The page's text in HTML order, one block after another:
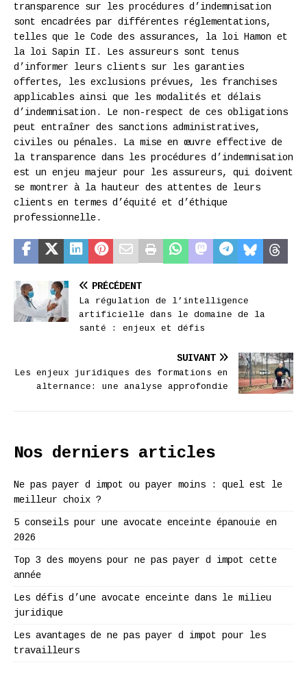
transparence sur les procédures d’indemnisation
sont encadrées par différentes réglementations,
telles que le Code des assurances, la loi Hamon et
la loi Sapin II. Les assureurs sont tenus
d’informer leurs clients sur les garanties
offertes, les exclusions prévues, les franchises
applicables ainsi que les modalités et délais
d’indemnisation. Le non-respect de ces obligations
peut entraîner des sanctions administratives,
civiles ou pénales. La mise en œuvre effective de
la transparence dans les procédures d’indemnisation
est un enjeu majeur pour les assureurs, qui doivent
se montrer à la hauteur des attentes de leurs
clients en termes d’équité et d’éthique
professionnelle.
PRÉCÉDENT
La régulation de l’intelligence
artificielle dans le domaine de la
santé : enjeux et défis
SUIVANT
Les enjeux juridiques des formations en
alternance: une analyse approfondie
Nos derniers articles
Ne pas payer d impot ou payer moins : quel est le
meilleur choix ?
5 conseils pour une avocate enceinte épanouie en
2026
Top 3 des moyens pour ne pas payer d impot cette
année
Les défis d’une avocate enceinte dans le milieu
juridique
Les avantages de ne pas payer d impot pour les
travailleurs